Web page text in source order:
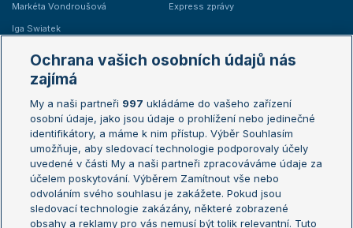
Markéta Vondroušová
Iga Swiatek
Express zprávy
Žebříčky
Žebříček ATP (muži)
Žebříček WTA (ženy)
Sázkařský žebříček
Australian Open
French Open
Wimbledon
US Open
Turnaj mistrů
Turnaj mistryň
Ochrana vašich osobních údajů nás
zajímá
My a naši partneři 997 ukládáme do vašeho zařízení
osobní údaje, jako jsou údaje o prohlížení nebo jedinečné
identifikátory, a máme k nim přístup. Výběr Souhlasím
umožňuje, aby sledovací technologie podporovaly účely
uvedené v části My a naši partneři zpracováváme údaje za
účelem poskytování. Výběrem Zamítnout vše nebo
odvoláním svého souhlasu je zakážete. Pokud jsou
sledovací technologie zakázány, některé zobrazené
obsahy a reklamy pro vás nemusí být tolik relevantní. Tuto